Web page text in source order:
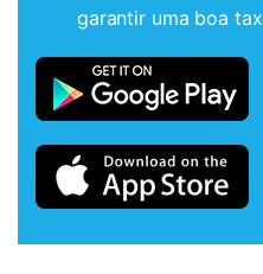
Desbloqueie e repare
Recupere, proteja e
Tecnologia de IA,
Abrir APP
garantir uma boa